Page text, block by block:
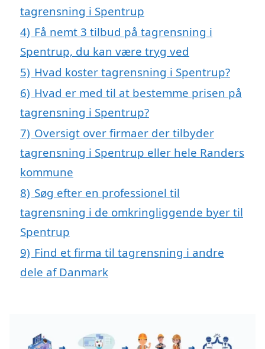
tagrensning i Spentrup
4) Få nemt 3 tilbud på tagrensning i
Spentrup, du kan være tryg ved
5) Hvad koster tagrensning i Spentrup?
6) Hvad er med til at bestemme prisen på
tagrensning i Spentrup?
7) Oversigt over firmaer der tilbyder
tagrensning i Spentrup eller hele Randers
kommune
8) Søg efter en professionel til
tagrensning i de omkringliggende byer til
Spentrup
9) Find et firma til tagrensning i andre
dele af Danmark